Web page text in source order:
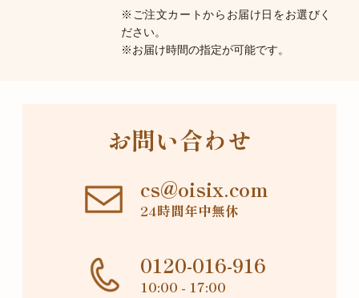
※ご注文カートからお届け日をお選びく
ださい。
※お届け時間の指定が可能です。
お問い合わせ
cs@oisix.com
24時間年中無休
0120-016-916
10:00 - 17:00